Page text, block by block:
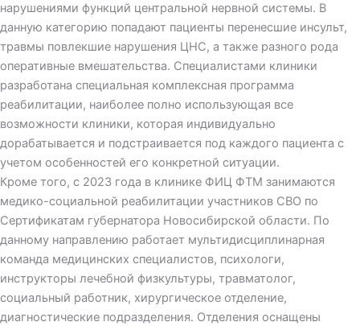
нарушениями функций центральной нервной системы. В
данную категорию попадают пациенты перенесшие инсульт,
травмы повлекшие нарушения ЦНС, а также разного рода
оперативные вмешательства. Специалистами клиники
разработана специальная комплексная программа
реабилитации, наиболее полно использующая все
возможности клиники, которая индивидуально
дорабатывается и подстраивается под каждого пациента с
учетом особенностей его конкретной ситуации.
Кроме того, с 2023 года в клинике ФИЦ ФТМ занимаются
медико-социальной реабилитации участников СВО по
Сертификатам губернатора Новосибирской области. По
данному направлению работает мультидисциплинарная
команда медицинских специалистов, психологи,
инструкторы лечебной физкультуры, травматолог,
социальный работник, хирургическое отделение,
диагностические подразделения. Отделения оснащены